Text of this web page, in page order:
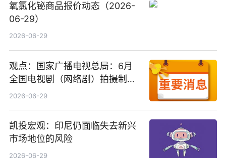
氧氯化铋商品报价动态（2026-
06-29）
2026-06-29
观点：国家广播电视总局：6月
全国电视剧（网络剧）拍摄制作
备案公示剧目197部
2026-06-29
凯投宏观：印尼仍面临失去新兴
市场地位的风险
2026-06-29